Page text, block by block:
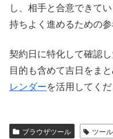
し、相手と合意できて
持ちよく進めるための
契約日に特化して確認
目的も含めて吉日をま
レンダーを活用してくだ
ブラウザツール ツール